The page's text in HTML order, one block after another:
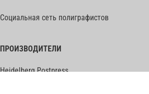
Социальная сеть полиграфистов
ПРОИЗВОДИТЕЛИ
Heidelberg Postpress